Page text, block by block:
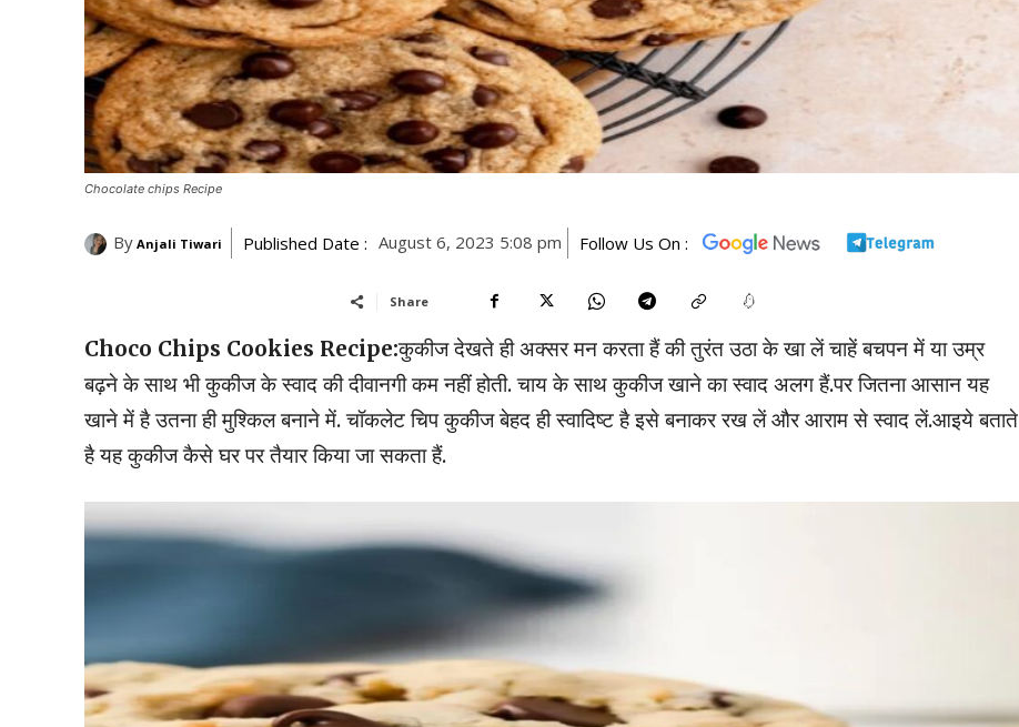
Chocolate chips Recipe
By Anjali Tiwari Published Date : August 6, 2023 5:08 pm Follow Us On :
Share
Choco Chips Cookies Recipe:कुकीज देखते ही अक्सर मन करता हैं की तुरंत उठा के खा लें चाहें बचपन में या उम्र
बढ़ने के साथ भी कुकीज के स्वाद की दीवानगी कम नहीं होती. चाय के साथ कुकीज खाने का स्वाद अलग हैं.पर जितना आसान यह
खाने में है उतना ही मुश्किल बनाने में. चॉकलेट चिप कुकीज बेहद ही स्वादिष्ट है इसे बनाकर रख लें और आराम से स्वाद लें.आइये बताते
है यह कुकीज कैसे घर पर तैयार किया जा सकता हैं.